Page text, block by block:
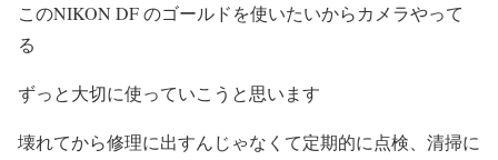
このNIKON DF のゴールドを使いたいからカメラやって
る
ずっと大切に使っていこうと思います
壊れてから修理に出すんじゃなくて定期的に点検、清掃に